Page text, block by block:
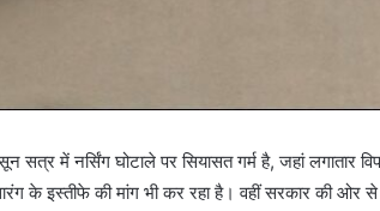
सत्र में नर्सिंग घोटाले पर सियासत गर्म है, जहां लगातार
के इस्तीफे की मांग भी कर रहा है। वहीं सरकार की ओर